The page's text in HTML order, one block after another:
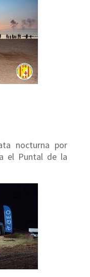
nocturna por
el Puntal de la